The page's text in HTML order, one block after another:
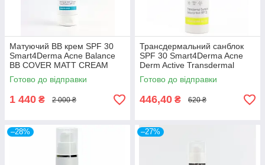
Матуючий ВВ крем SPF 30
Smart4Derma Acne Balance
BB COVER MATT CREAM
230мл
Готово до відправки
1 440 ₴ 2 000 ₴
Трансдермальний санблок
SPF 30 Smart4Derma Acne
Derm Active Transdermal
Sunblock Sebocontrol Cream
Готово до відправки
446,40 ₴ 620 ₴
–28% –27%